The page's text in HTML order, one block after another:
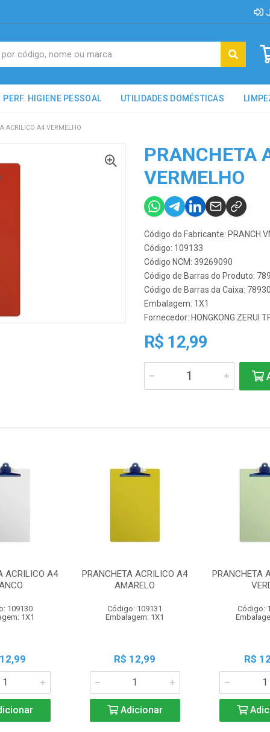
PERF. HIGIENE PESSOAL UTILIDADES DOMÉSTICAS
ACRILICO A4 VERMELHO
PRANCHETA
VERMELHO
Código do Fabricante:
Código: 109133
Código NCM: 39269090
Código de Barras do Produto:
Código de Barras da Caixa:
Embalagem: 1X1
Fornecedor: HONGKONG ZERUI
R$ 12,99
ACRILICO A4
109130
1X1
PRANCHETA ACRILICO A4
AMARELO
Código: 109131
Embalagem: 1X1
R$ 12,99
Adicionar
PRANCHETA
Código:
R$